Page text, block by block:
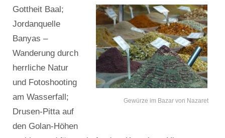
Gewürze im Bazar von Nazaret
Gottheit Baal;
Jordanquelle
Banyas –
Wanderung durch
herrliche Natur
und Fotoshooting
am Wasserfall;
Drusen-Pitta auf
den Golan-Höhen